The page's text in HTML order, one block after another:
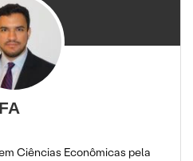
Ciências Econômicas pela